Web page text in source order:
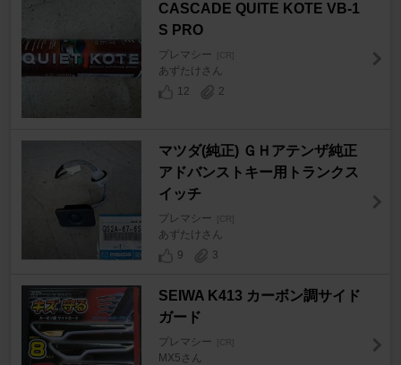
CASCADE QUITE KOTE VB-1
S PRO
プレマシー [CR]
あずたけさん
12
2
マツダ(純正) ＧＨアテンザ純正
アドバンストキー用トランクス
イッチ
プレマシー [CR]
あずたけさん
9
3
SEIWA K413 カーボン調サイド
ガード
プレマシー [CR]
MX5さん